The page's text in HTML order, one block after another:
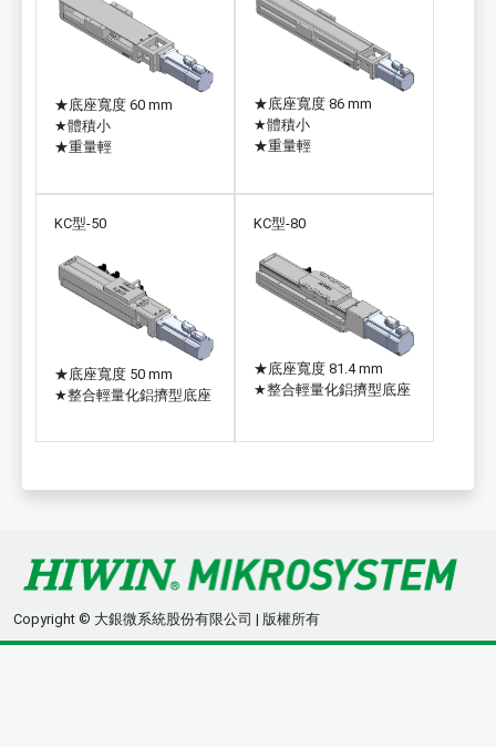
★底座寬度 60 mm
★體積小
★重量輕
★底座寬度 86 mm
★體積小
★重量輕
KC型-50
★底座寬度 50 mm
★整合輕量化鋁擠型底座
KC型-80
★底座寬度 81.4 mm
★整合輕量化鋁擠型底座
Copyright © 大銀微系統股份有限公司 | 版權所有